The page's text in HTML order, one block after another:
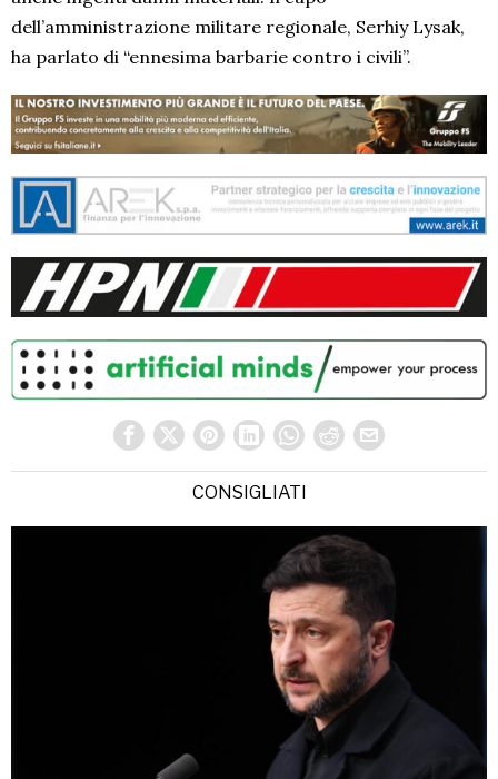
dell’amministrazione militare regionale, Serhiy Lysak,
ha parlato di “ennesima barbarie contro i civili”.
CONSIGLIATI